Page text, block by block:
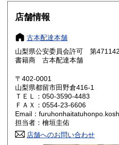
大阪府
奈良県
鳥取県 800円
岡山県
山口県 800円
香川県 800円
高知県 800円
店舗情報
古本配達本舗
山梨県公安委員会許可 第
書籍商 古本配達本舗
〒402-0001
山梨県都留市田野倉416-1
ＴＥＬ：050-3590-4483
ＦＡＸ：0554-23-6606
Email：
担当者：檜垣圭佑
店舗へのお問い合わせ